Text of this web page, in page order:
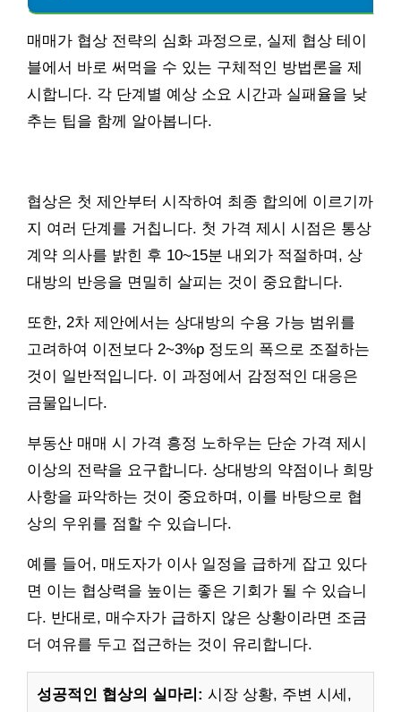
매매가 협상 전략의 심화 과정으로, 실제 협상 테이
블에서 바로 써먹을 수 있는 구체적인 방법론을 제
시합니다. 각 단계별 예상 소요 시간과 실패율을 낮
추는 팁을 함께 알아봅니다.
협상은 첫 제안부터 시작하여 최종 합의에 이르기까
지 여러 단계를 거칩니다. 첫 가격 제시 시점은 통상
계약 의사를 밝힌 후 10~15분 내외가 적절하며, 상
대방의 반응을 면밀히 살피는 것이 중요합니다.
또한, 2차 제안에서는 상대방의 수용 가능 범위를
고려하여 이전보다 2~3%p 정도의 폭으로 조절하는
것이 일반적입니다. 이 과정에서 감정적인 대응은
금물입니다.
부동산 매매 시 가격 흥정 노하우는 단순 가격 제시
이상의 전략을 요구합니다. 상대방의 약점이나 희망
사항을 파악하는 것이 중요하며, 이를 바탕으로 협
상의 우위를 점할 수 있습니다.
예를 들어, 매도자가 이사 일정을 급하게 잡고 있다
면 이는 협상력을 높이는 좋은 기회가 될 수 있습니
다. 반대로, 매수자가 급하지 않은 상황이라면 조금
더 여유를 두고 접근하는 것이 유리합니다.
성공적인 협상의 실마리: 시장 상황, 주변 시세,